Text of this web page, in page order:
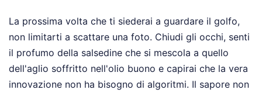
La prossima volta che ti siederai a guardare il golfo,
non limitarti a scattare una foto. Chiudi gli occhi, senti
il profumo della salsedine che si mescola a quello
dell'aglio soffritto nell'olio buono e capirai che la vera
innovazione non ha bisogno di algoritmi. Il sapore non